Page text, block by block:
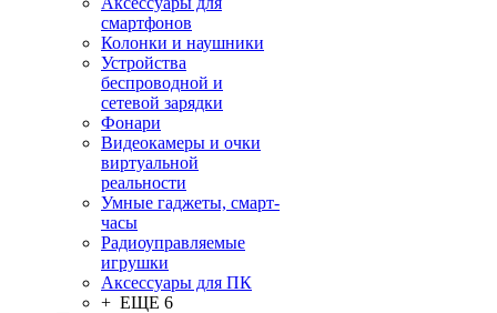
смартфонов
Колонки и наушники
Устройства
беспроводной и
сетевой зарядки
Фонари
Видеокамеры и очки
виртуальной
реальности
Умные гаджеты, смарт-
часы
Радиоуправляемые
игрушки
Аксессуары для ПК
+ ЕЩЕ 6